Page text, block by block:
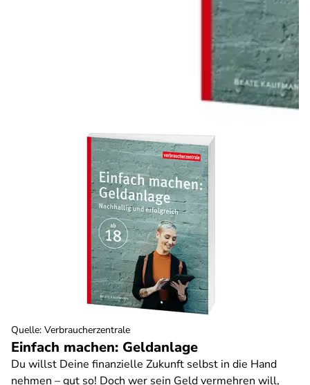
Einfach machen: Geldanlage
Du willst Deine finanzielle Zukunft selbst in die Hand
nehmen – gut so! Doch wer sein Geld vermehren will,
Quelle: Verbraucherzentrale